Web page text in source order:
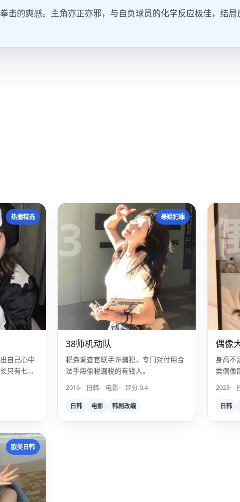
的爽感。主角亦正亦邪，与自负球员的化学反应极佳，结局
热播精选
自己心中
只有七分
3 悬疑犯罪
38师机动队
税务调查官联手诈骗犯，专门对付用合
法手段偷税漏税的有钱人。
2016 日韩 电影 评分 9.4
日韩 电影 韩剧改编
偶像
身高不
类偶像
2023
日韩
欧美日韩